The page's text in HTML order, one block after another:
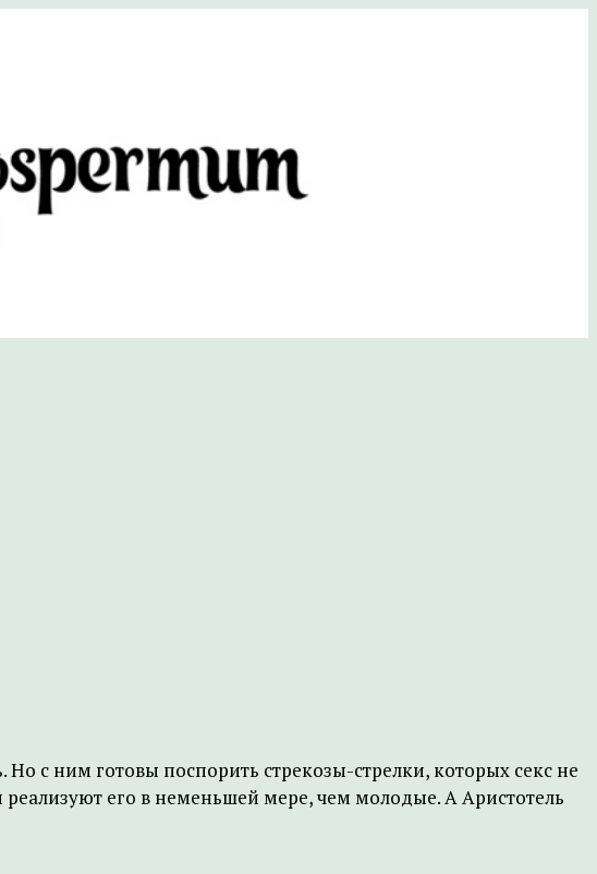
с ним готовы поспорить стрекозы-стрелки, которых секс не
его в неменьшей мере, чем молодые. А Аристотель